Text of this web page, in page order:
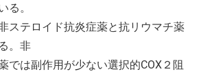
る。
ステロイド抗炎症薬と抗リウマチ薬
。非
では副作用が少ない選択的COX２阻